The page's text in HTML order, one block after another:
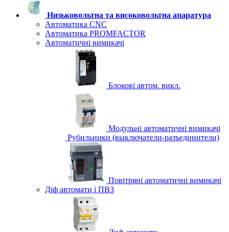
Низьковольтна та високовольтна апаратура
Автоматика CNC
Автоматика PROMFACTOR
Автоматичні вимикачі
Блокові автом. викл.
Модульні автоматичні вимикачі
Рубильники (выключатели-разъединители)
Повітряні автоматичні вимикачі
Діф автомати і ПВЗ